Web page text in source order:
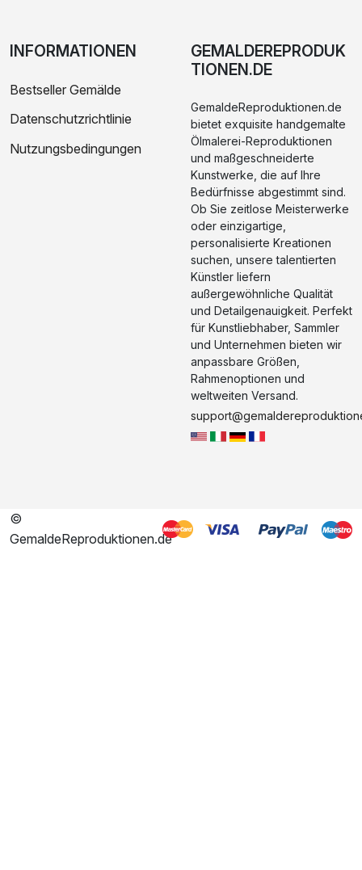
INFORMATIONEN
Bestseller Gemälde
Datenschutzrichtlinie
Nutzungsbedingungen
GEMALDEREPRODUK
TIONEN.DE
GemaldeReproduktionen.de
bietet exquisite handgemalte
Ölmalerei-Reproduktionen
und maßgeschneiderte
Kunstwerke, die auf Ihre
Bedürfnisse abgestimmt sind.
Ob Sie zeitlose Meisterwerke
oder einzigartige,
personalisierte Kreationen
suchen, unsere talentierten
Künstler liefern
außergewöhnliche Qualität
und Detailgenauigkeit. Perfekt
für Kunstliebhaber, Sammler
und Unternehmen bieten wir
anpassbare Größen,
Rahmenoptionen und
weltweiten Versand.
©
GemaldeReproduktionen.de